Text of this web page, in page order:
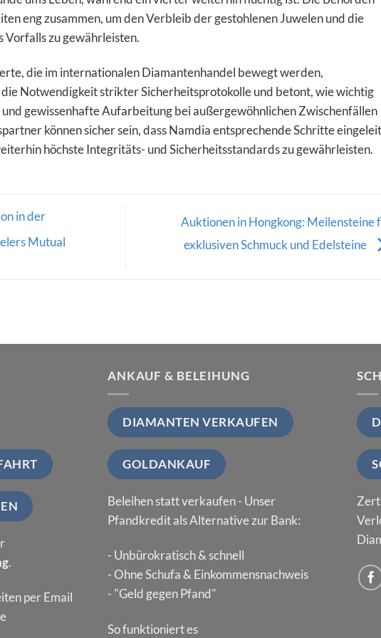
eng zusammen, um den Verbleib der gestohlenen Juwelen und die
zu gewährleisten.
die im internationalen Diamantenhandel bewegt werden,
Notwendigkeit strikter Sicherheitsprotokolle und betont, wie wichtig
und gewissenhafte Aufarbeitung bei außergewöhnlichen Zwischenfällen
können sicher sein, dass Namdia entsprechende Schritte
höchste Integritäts- und Sicherheitsstandards zu gewährleisten.
in der
Mutual
Auktionen in Hongkong: Meilensteine
exklusiven Schmuck und Edelsteine
.
per Email
ANKAUF & BELEIHUNG
DIAMANTEN VERKAUFEN
GOLDANKAUF
Beleihen statt verkaufen - Unser
Pfandkredit als Alternative zur Bank:
- Unbürokratisch & schnell
- Ohne Schufa & Einkommensnachweis
- "Geld gegen Pfand"
So funktioniert es